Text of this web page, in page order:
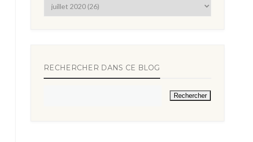
RECHERCHER DANS CE BLOG